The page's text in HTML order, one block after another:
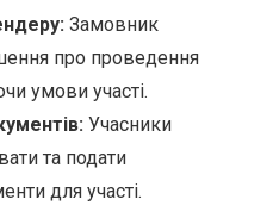
Замовник
про проведення
умови участі.
Учасники
та подати
для участі.